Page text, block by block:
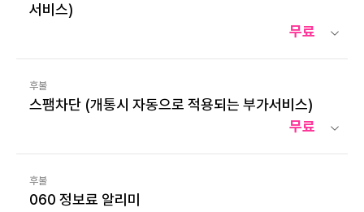
서비스)
무료
후불
스팸차단 (개통시 자동으로 적용되는 부가서비스)
무료
후불
060 정보료 알리미